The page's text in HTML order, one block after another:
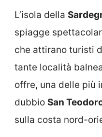
L’isola della
spiagge
che attirano turisti
tante località
offre, una delle più
dubbio San
sulla costa nord-